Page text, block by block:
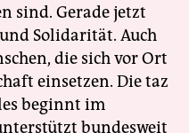
sind. Gerade jetzt
Solidarität. Auch
die sich vor Ort
einsetzen. Die taz
beginnt im
bundesweit